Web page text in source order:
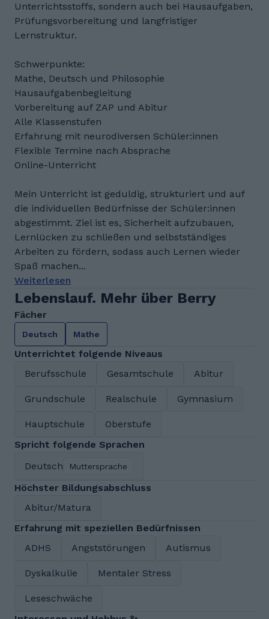
Unterrichtsstoffs, sondern auch bei Hausaufgaben,
Prüfungsvorbereitung und langfristiger
Lernstruktur.
Schwerpunkte:
Mathe, Deutsch und Philosophie
Hausaufgabenbegleitung
Vorbereitung auf ZAP und Abitur
Alle Klassenstufen
Erfahrung mit neurodiversen Schüler:innen
Flexible Termine nach Absprache
Online-Unterricht
Mein Unterricht ist geduldig, strukturiert und auf
die individuellen Bedürfnisse der Schüler:innen
abgestimmt. Ziel ist es, Sicherheit aufzubauen,
Lernlücken zu schließen und selbstständiges
Arbeiten zu fördern, sodass auch Lernen wieder
Spaß machen...
Weiterlesen
Lebenslauf. Mehr über Berry
Fächer
Deutsch Mathe
Unterrichtet folgende Niveaus
Berufsschule
Gesamtschule Abitur
Grundschule Realschule Gymnasium
Hauptschule
Oberstufe
Spricht folgende Sprachen
Deutsch
Muttersprache
Höchster Bildungsabschluss
Abitur/Matura
Erfahrung mit speziellen Bedürfnissen
ADHS
Angststörungen Autismus
Dyskalkulie Mentaler Stress
Leseschwäche